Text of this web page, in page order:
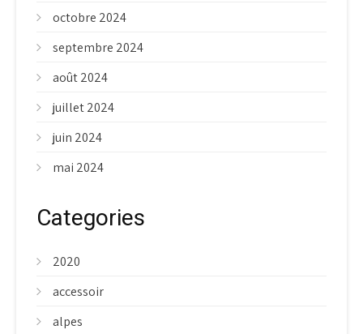
octobre 2024
septembre 2024
août 2024
juillet 2024
juin 2024
mai 2024
Categories
2020
accessoir
alpes